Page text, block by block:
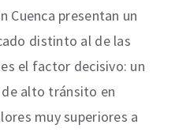
Cuenca presentan un
distinto al de las
el factor decisivo: un
alto tránsito en
muy superiores a